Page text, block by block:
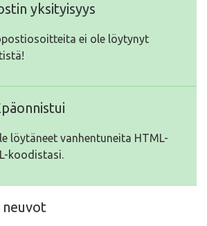
yksityisyys
ei ole löytynyt
löytäneet vanhentuneita HTML-
koodistasi.
neuvot